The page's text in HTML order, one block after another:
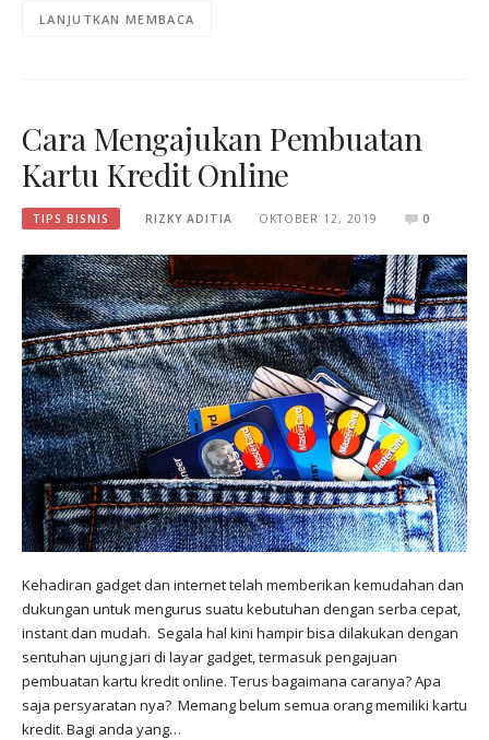
LANJUTKAN MEMBACA
Cara Mengajukan Pembuatan
Kartu Kredit Online
TIPS BISNIS RIZKY ADITIA OKTOBER 12, 2019 0
Kehadiran gadget dan internet telah memberikan kemudahan dan
dukungan untuk mengurus suatu kebutuhan dengan serba cepat,
instant dan mudah. Segala hal kini hampir bisa dilakukan dengan
sentuhan ujung jari di layar gadget, termasuk pengajuan
pembuatan kartu kredit online. Terus bagaimana caranya? Apa
saja persyaratan nya? Memang belum semua orang memiliki kartu
kredit. Bagi anda yang…